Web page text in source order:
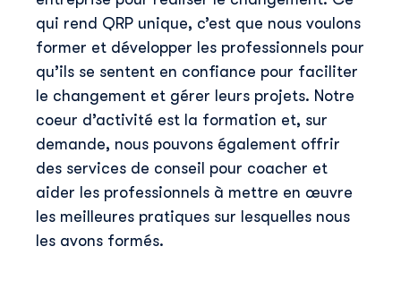
qui rend QRP unique, c’est que nous voulons
former et développer les professionnels pour
qu’ils se sentent en confiance pour faciliter
le changement et gérer leurs projets. Notre
coeur d’activité est la formation et, sur
demande, nous pouvons également offrir
des services de conseil pour coacher et
aider les professionnels à mettre en œuvre
les meilleures pratiques sur lesquelles nous
les avons formés.